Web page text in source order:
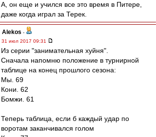
А, он еще и учился все это время в Питере,
даже когда играл за Терек.
Alekos -
31 июл 2017 09:31
Из серии "занимательная хуйня".
Сначала напомню положение в турнирной
таблице на конец прошлого сезона:
Мы. 69
Кони. 62
Бомжи. 61
Теперь таблица, если б каждый удар по
воротам заканчивался голом